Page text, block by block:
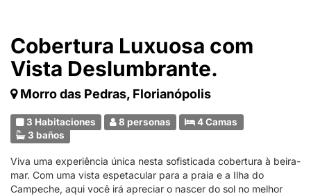
Cobertura Luxuosa com
Vista Deslumbrante.
Morro das Pedras, Florianópolis
3 Habitaciones 8 personas
4 Camas
3 baños
Viva uma experiência única nesta sofisticada cobertura à beira-
mar. Com uma vista espetacular para a praia e a Ilha do
Campeche, aqui você irá apreciar o nascer do sol no melhor